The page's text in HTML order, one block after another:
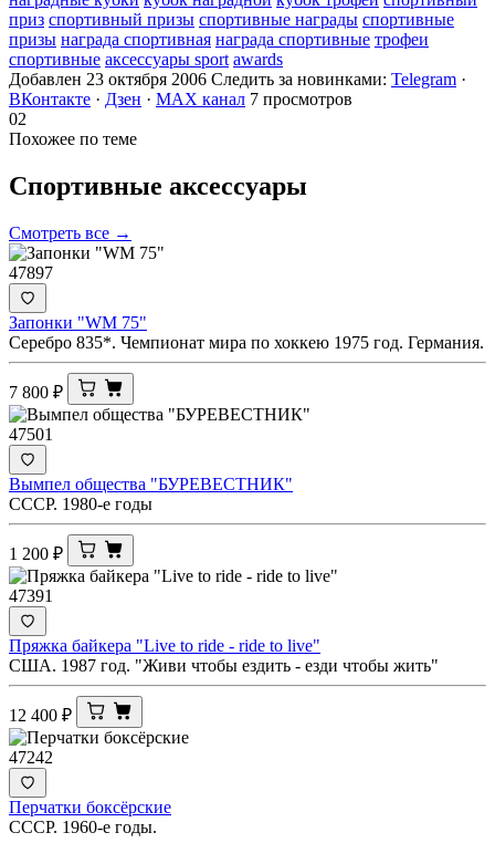
приз спортивный призы спортивные награды спортивные
призы награда спортивная награда спортивные трофеи
спортивные аксессуары sport awards
Добавлен 23 октября 2006 Следить за новинками: Telegram ·
ВКонтакте · Дзен · MAX канал 7 просмотров
02
Похожее по теме
Спортивные аксессуары
Смотреть все →
47897
Запонки "WM 75"
Серебро 835*. Чемпионат мира по хоккею 1975 год. Германия.
7 800 ₽
47501
Вымпел общества "БУРЕВЕСТНИК"
СССР. 1980-е годы
1 200 ₽
47391
Пряжка байкера "Live to ride - ride to live"
США. 1987 год. "Живи чтобы ездить - езди чтобы жить"
12 400 ₽
47242
Перчатки боксёрские
СССР. 1960-е годы.